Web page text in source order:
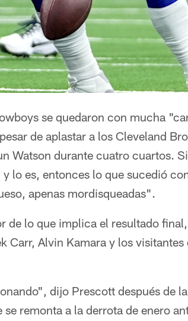
se quedaron con mucha
de aplastar a los Cleveland
Watson durante cuatro cuartos.
lo es, entonces lo que sucedió
apenas mordisqueadas".
de lo que implica el resultado
Carr, Alvin Kamara y los visitantes
dijo Prescott después de
remonta a la derrota de enero